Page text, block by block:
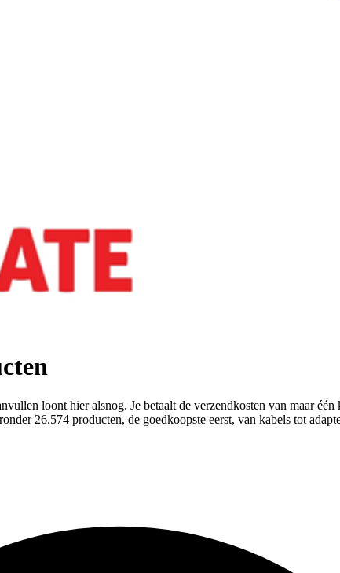
loont hier alsnog. Je betaalt de verzendkosten van maar
26.574 producten, de goedkoopste eerst, van kabels tot